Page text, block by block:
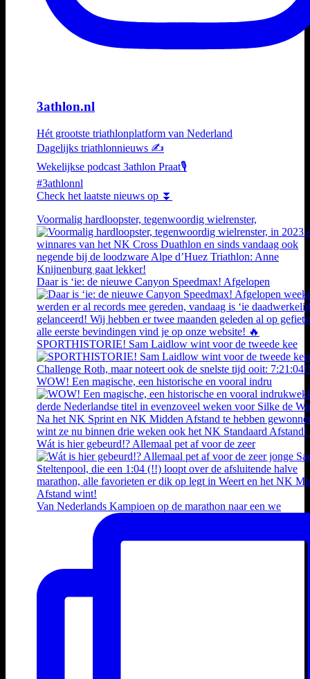
3athlon.nl
Hét grootste triathlonplatform van Nederland
Dagelijks triathlonnieuws ✍️
Wekelijkse podcast 3athlon Praat🎙️
#3athlonnl
Check het laatste nieuws op ⏬
Voormalig hardloopster, tegenwoordig wielrenster,
Daar is ‘ie: de nieuwe Canyon Speedmax! Afgelopen
SPORTHISTORIE! Sam Laidlow wint voor de tweede kee
WOW! Een magische, een historische en vooral indru
Wát is hier gebeurd!? Allemaal pet af voor de zeer
Van Nederlands Kampioen op de marathon naar een we